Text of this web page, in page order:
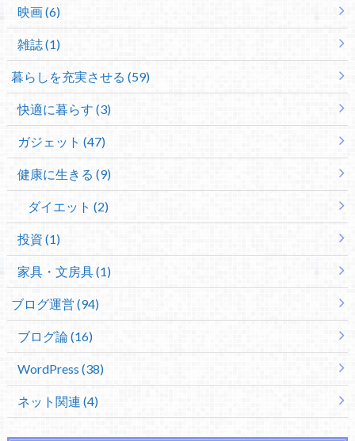
映画 (6)
雑誌 (1)
暮らしを充実させる (59)
快適に暮らす (3)
ガジェット (47)
健康に生きる (9)
ダイエット (2)
投資 (1)
家具・文房具 (1)
ブログ運営 (94)
ブログ論 (16)
WordPress (38)
ネット関連 (4)